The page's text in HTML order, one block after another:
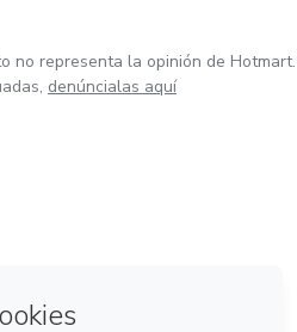
no representa la opinión de Hotmart.
denúncialas aquí